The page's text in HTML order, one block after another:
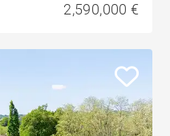
2,590,000 €